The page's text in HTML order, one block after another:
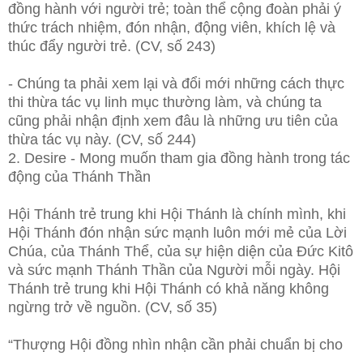
đồng hành với người trẻ; toàn thể cộng đoàn phải ý
thức trách nhiệm, đón nhận, động viên, khích lệ và
thúc đẩy người trẻ. (CV, số 243)
- Chúng ta phải xem lại và đổi mới những cách thực
thi thừa tác vụ linh mục thường làm, và chúng ta
cũng phải nhận định xem đâu là những ưu tiên của
thừa tác vụ này. (CV, số 244)
2. Desire - Mong muốn tham gia đồng hành trong tác
động của Thánh Thần
Hội Thánh trẻ trung khi Hội Thánh là chính mình, khi
Hội Thánh đón nhận sức mạnh luôn mới mẻ của Lời
Chúa, của Thánh Thể, của sự hiện diện của Đức Kitô
và sức mạnh Thánh Thần của Người mỗi ngày. Hội
Thánh trẻ trung khi Hội Thánh có khả năng không
ngừng trở về nguồn. (CV, số 35)
“Thượng Hội đồng nhìn nhận cần phải chuẩn bị cho